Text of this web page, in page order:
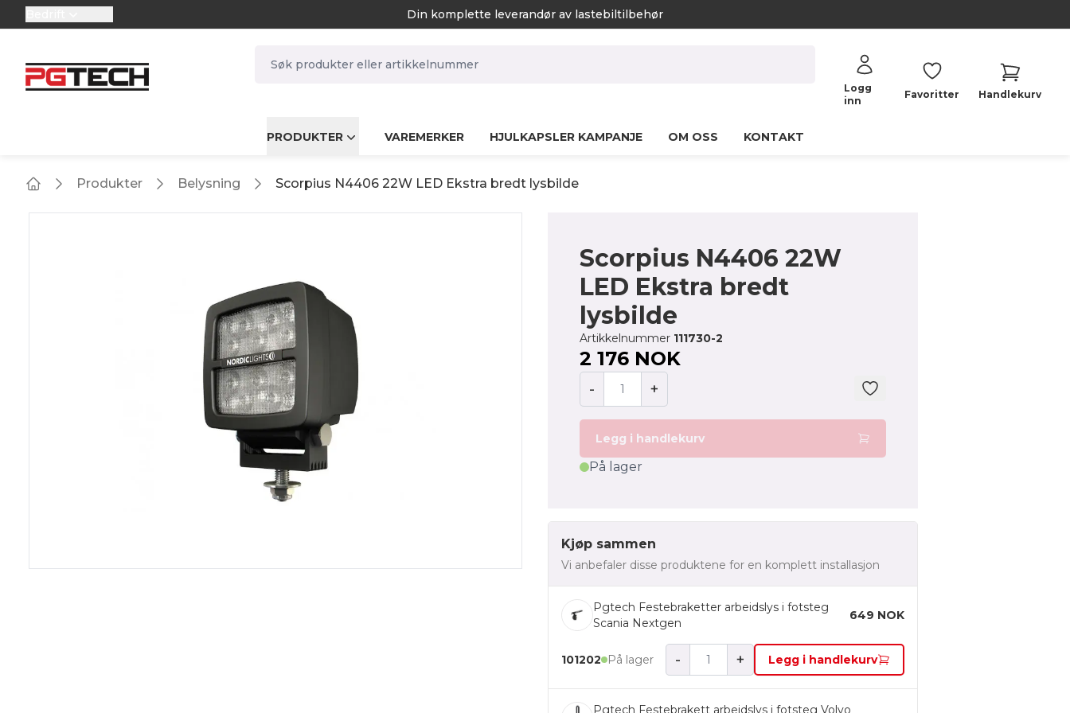
selector.vat
Din komplette leverandør av lastebiltilbehør
Logg
inn
Favoritter Handlekurv
PRODUKTER VAREMERKER HJULKAPSLER KAMPANJE OM OSS KONTAKT
Produkter Belysning Scorpius N4406 22W LED Ekstra bredt lysbilde
Scorpius N4406 22W
LED Ekstra bredt
lysbilde
Artikkelnummer 111730-2
2 176 NOK
- +
Legg i handlekurv
På lager
Kjøp sammen
Vi anbefaler disse produktene for en komplett installasjon
Pgtech Festebraketter arbeidslys i fotsteg
Scania Nextgen
649 NOK
101202 På lager - + Legg i handlekurv
Pgtech Festebrakett arbeidslys i fotsteg Volvo